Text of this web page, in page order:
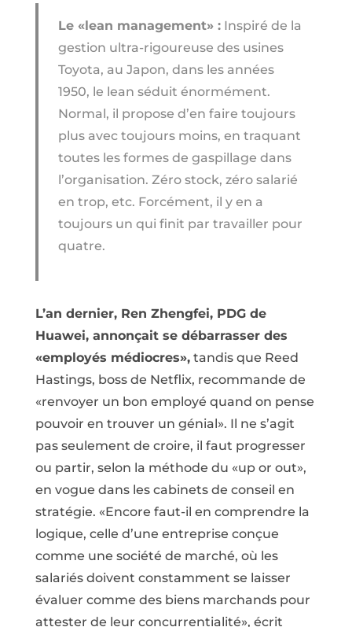
Le «lean management» :Inspiré de la
gestion ultra-rigoureuse des usines
Toyota, au Japon, dans les années
1950, le lean séduit énormément.
Normal, il propose d’en faire toujours
plus avec toujours moins, en traquant
toutes les formes de gaspillage dans
l’organisation. Zéro stock, zéro salarié
en trop, etc. Forcément, il y en a
toujours un qui finit par travailler pour
quatre.
L’an dernier, Ren Zhengfei, PDG de
Huawei, annonçait se débarrasser des
«employés médiocres»,tandis que Reed
Hastings, boss de Netflix, recommande de
«renvoyer un bon employé quand on pense
pouvoir en trouver un génial». Il ne s’agit
pas seulement de croire, il faut progresser
ou partir, selon la méthode du «up or out»,
en vogue dans les cabinets de conseil en
stratégie. «Encore faut-il en comprendre la
logique, celle d’une entreprise conçue
comme une société de marché, où les
salariés doivent constamment se laisser
évaluer comme des biens marchands pour
attester de leur concurrentialité», écrit